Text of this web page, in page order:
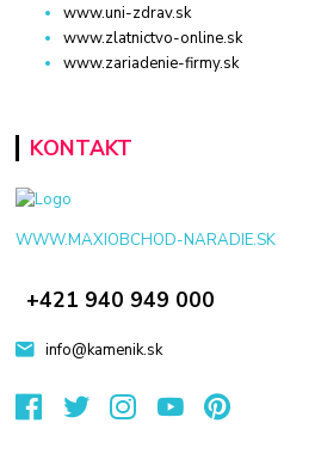
www.uni-zdrav.sk
www.zlatnictvo-online.sk
www.zariadenie-firmy.sk
KONTAKT
WWW.MAXIOBCHOD-NARADIE.SK
+421 940 949 000
info@kamenik.sk